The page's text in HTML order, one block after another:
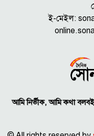
ই-মেইল:
আমি নির্ভীক, আমি কথা